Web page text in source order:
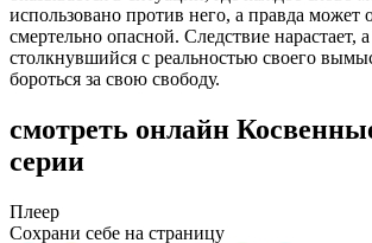
использовано против него, а правда может
смертельно опасной. Следствие нарастает,
столкнувшийся с реальностью своего
бороться за свою свободу.
смотреть онлайн
серии
Плеер
Сохрани себе на страницу